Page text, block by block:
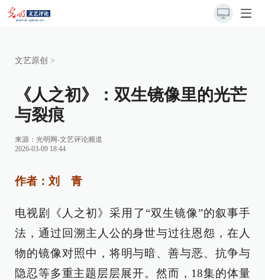
文艺原创 >
《人之初》：双生镜像里的光芒
与裂痕
来源： 光明网-文艺评论频道
2026-03-09 18:44
作者：刘 青
电视剧《人之初》采用了“双生镜像”的叙事手
法，通过回溯主人公的身世与过往恩怨，在人
物的镜像对照中，将明与暗、善与恶、抗争与
隐忍等多重主题层层展开。然而，18集的体量